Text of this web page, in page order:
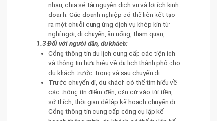
nhau, chia sẻ tài nguyên dịch vụ và lợi ích kinh
doanh. Các doanh nghiệp có thể liên kết tạo
ra một chuỗi cung ứng dịch vụ khép kín từ
nghỉ ngơi, di chuyển, ăn uống, tham quan,...
1.3 Đối với người dân, du khách:
Cổng thông tin du lịch cung cấp các tiện ích
và thông tin hữu hiệu về du lịch thành phố cho
du khách trước, trong và sau chuyến đi.
Trước chuyến đi, du khách có thể tìm hiểu về
các thông tin điểm đến, căn cứ vào túi tiền,
sở thích, thời gian để lập kế hoạch chuyến đi.
Cổng thông tin cung cấp công cụ lập kế